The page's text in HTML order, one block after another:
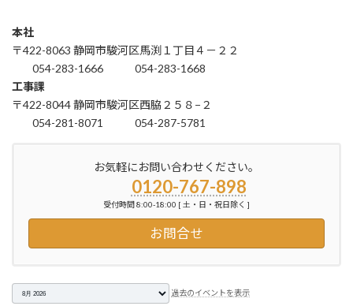
本社
〒422-8063 静岡市駿河区馬渕１丁目４－２２
054-283-1666
054-283-1668
工事課
〒422-8044 静岡市駿河区西脇２５８−２
054-281-8071
054-287-5781
お気軽にお問い合わせください。
0120-767-898
受付時間 8:00-18:00 [ 土・日・祝日除く ]
お問合せ
選
過去のイベントを表示